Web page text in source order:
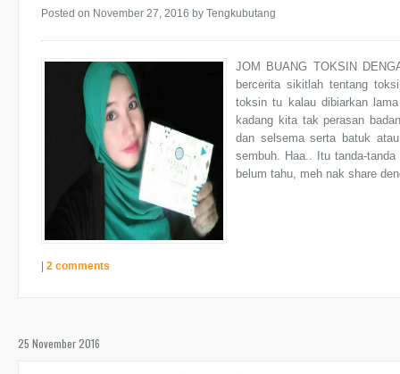
Posted on November 27, 2016 by Tengkubutang
JOM BUANG TOKSIN
bercerita sikitlah tentang
toksin tu kalau dibiarkan
kadang kita tak perasan
dan selsema serta batuk
sembuh. Haa.. Itu tanda-
belum tahu, meh nak share
2 comments
25 November 2016